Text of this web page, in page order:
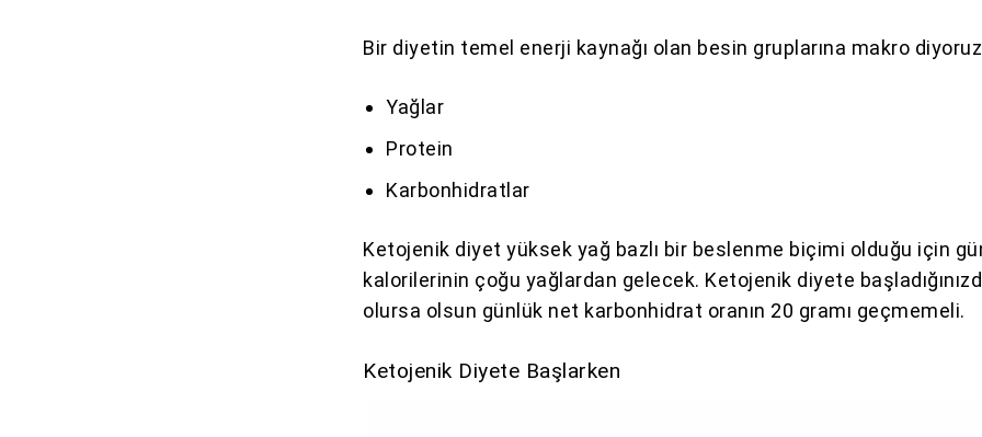
Bir diyetin temel enerji kaynağı olan besin gruplarına makro
Yağlar
Protein
Karbonhidratlar
Ketojenik diyet yüksek yağ bazlı bir beslenme biçimi olduğu için
kalorilerinin çoğu yağlardan gelecek. Ketojenik diyete
olursa olsun günlük net karbonhidrat oranın 20 gramı geçmemeli.
Ketojenik Diyete Başlarken